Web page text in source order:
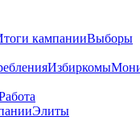
кампанииВыборы
Избиркомы
Элиты